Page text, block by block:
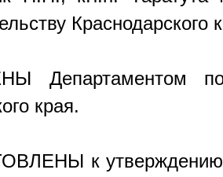
Департаментом по
края.
к утверждению